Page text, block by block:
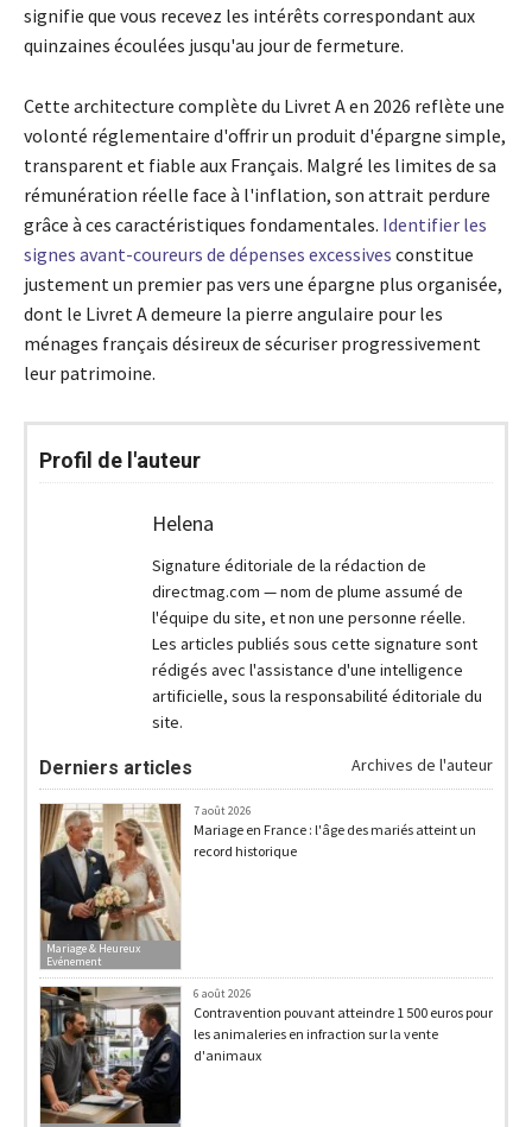
signifie que vous recevez les intérêts correspondant aux
quinzaines écoulées jusqu'au jour de fermeture.
Cette architecture complète du Livret A en 2026 reflète une
volonté réglementaire d'offrir un produit d'épargne simple,
transparent et fiable aux Français. Malgré les limites de sa
rémunération réelle face à l'inflation, son attrait perdure
grâce à ces caractéristiques fondamentales. Identifier les
signes avant-coureurs de dépenses excessives constitue
justement un premier pas vers une épargne plus organisée,
dont le Livret A demeure la pierre angulaire pour les
ménages français désireux de sécuriser progressivement
leur patrimoine.
Profil de l'auteur
Helena
Signature éditoriale de la rédaction de
directmag.com — nom de plume assumé de
l'équipe du site, et non une personne réelle.
Les articles publiés sous cette signature sont
rédigés avec l'assistance d'une intelligence
artificielle, sous la responsabilité éditoriale du
site.
Derniers articles Archives de l'auteur
Mariage & Heureux
Evénement
7 août 2026
Mariage en France : l'âge des mariés atteint un
record historique
6 août 2026
Contravention pouvant atteindre 1 500 euros pour
les animaleries en infraction sur la vente
d'animaux